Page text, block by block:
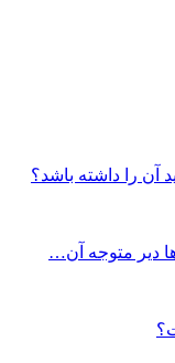
را داشته باشد؟
دیر متوجه آن…